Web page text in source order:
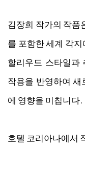
김장희 작가의 작품
를 포함한 세계 각
할리우드 스타일과
작용을 반영하여 새
에 영향을 미칩니다.
호텔 코리아나에서